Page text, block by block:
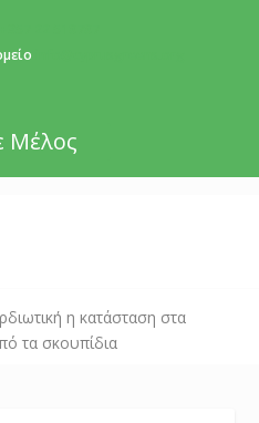
Μέλος
η κατάσταση στα
τα σκουπίδια